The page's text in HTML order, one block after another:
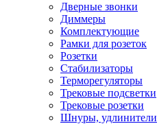
Дверные звонки
Диммеры
Комплектующие
Рамки для розеток
Розетки
Стабилизаторы
Терморегуляторы
Трековые подсветки
Трековые розетки
Шнуры, удлинители